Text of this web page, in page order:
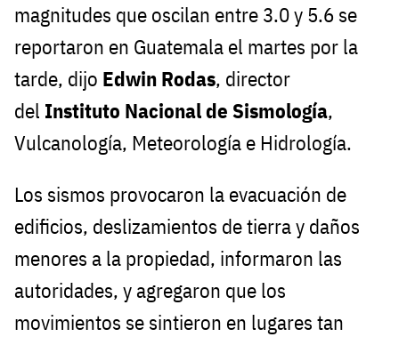
magnitudes que oscilan entre 3.0 y 5.6 se
reportaron en Guatemala el martes por la
tarde, dijo Edwin Rodas, director
del Instituto Nacional de Sismología,
Vulcanología, Meteorología e Hidrología.
Los sismos provocaron la evacuación de
edificios, deslizamientos de tierra y daños
menores a la propiedad, informaron las
autoridades, y agregaron que los
movimientos se sintieron en lugares tan